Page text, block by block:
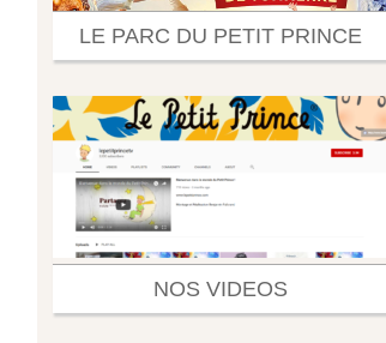
LE PARC DU PETIT PRINCE
NOS VIDEOS